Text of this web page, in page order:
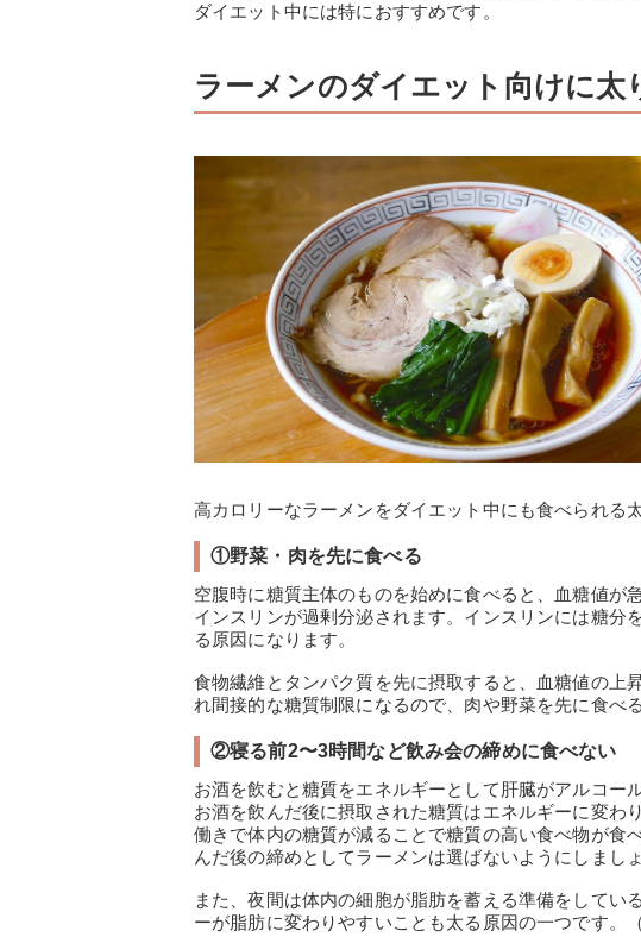
ダイエット中には特におすすめです。
ラーメンのダイエット向けに太
高カロリーなラーメンをダイエット中にも食べられる
①野菜・肉を先に食べる
空腹時に糖質主体のものを始めに食べると、血糖値が
インスリンが過剰分泌されます。インスリンには糖分
る原因になります。
食物繊維とタンパク質を先に摂取すると、血糖値の上
れ間接的な糖質制限になるので、肉や野菜を先に食べ
②寝る前2〜3時間など飲み会の締めに食べない
お酒を飲むと糖質をエネルギーとして肝臓がアルコー
お酒を飲んだ後に摂取された糖質はエネルギーに変わ
働きで体内の糖質が減ることで糖質の高い食べ物が食
んだ後の締めとしてラーメンは選ばないようにしましょ
また、夜間は体内の細胞が脂肪を蓄える準備をしてい
ーが脂肪に変わりやすいことも太る原因の一つです。